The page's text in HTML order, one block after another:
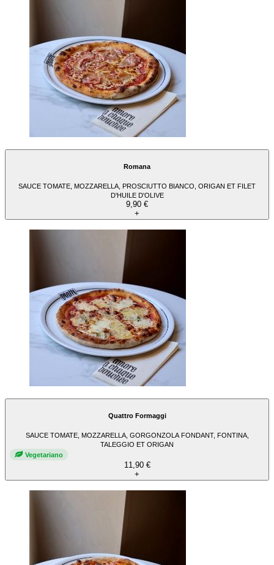
Romana
SAUCE TOMATE, MOZZARELLA, PROSCIUTTO BIANCO, ORIGAN ET FILET
D'HUILE D'OLIVE
9,90 €
+
Quattro Formaggi
SAUCE TOMATE, MOZZARELLA, GORGONZOLA FONDANT, FONTINA,
TALEGGIO ET ORIGAN
Vegetariano
11,90 €
+